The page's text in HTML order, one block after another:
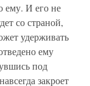
ему. И его не
со страной,
удерживать
ему
под
закроет